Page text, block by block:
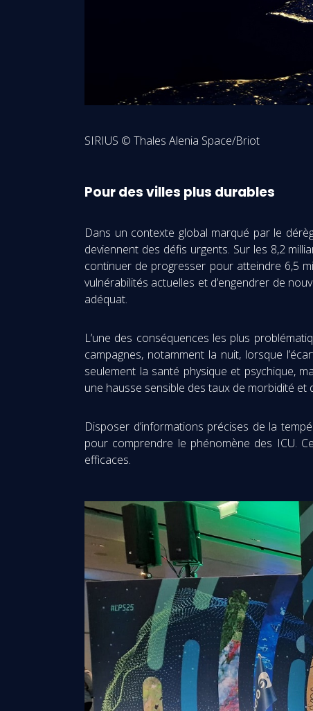
SIRIUS © Thales Alenia Space/Briot
Pour des villes plus durables
Dans un contexte global marqué par le
deviennent des défis urgents. Sur les 8,2
continuer de progresser pour atteindre 6,5
vulnérabilités actuelles et d’engendrer de
adéquat.
L’une des conséquences les plus
campagnes, notamment la nuit, lorsque
seulement la santé physique et psychique,
une hausse sensible des taux de morbidité et
Disposer d’informations précises de la
pour comprendre le phénomène des ICU.
efficaces.